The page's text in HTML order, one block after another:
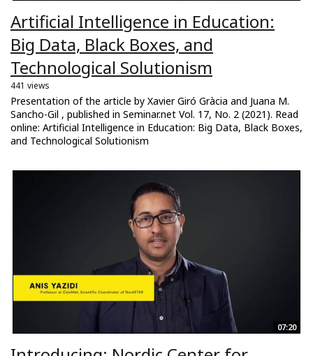
Artificial Intelligence in Education:
Big Data, Black Boxes, and
Technological Solutionism
441 views
Presentation of the article by Xavier Giró Gràcia and Juana M.
Sancho-Gil , published in Seminar.net Vol. 17, No. 2 (2021). Read
online: Artificial Intelligence in Education: Big Data, Black Boxes,
and Technological Solutionism
07:20